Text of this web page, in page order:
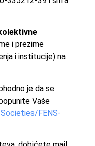
i prezime
i institucije) na
je da se
Vaše
FENS-